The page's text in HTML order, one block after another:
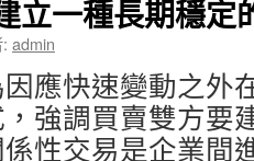
立一種長期穩定
admin
應快速變動之外
強調買賣雙方要
性交易是企業間